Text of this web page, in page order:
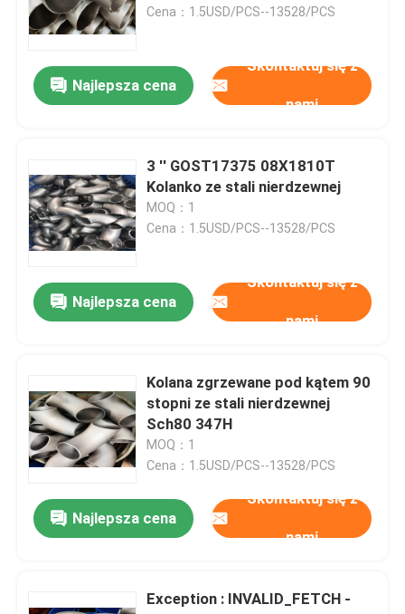
złączki do rur ze stali nierdzewnej
kołnierz ze stali nierdzewnej
trójnik ze stali nierdzewnej
zaślepki do rur ze stali nierdzewnej
Łącznik rurowy
Reduktor ze stali nierdzewnej
Slip On Flange
Kołnierz na szyję spawalniczą
Cena：1.5USD/PCS--13528/PCS
Najlepsza cena
Skontaktuj się z
nami
3 '' GOST17375 08X1810T
Kolanko ze stali nierdzewnej
MOQ：1
Cena：1.5USD/PCS--13528/PCS
Najlepsza cena
Skontaktuj się z
nami
Kolana zgrzewane pod kątem 90
stopni ze stali nierdzewnej
Sch80 347H
MOQ：1
Cena：1.5USD/PCS--13528/PCS
Najlepsza cena
Skontaktuj się z
nami
Exception : INVALID_FETCH -